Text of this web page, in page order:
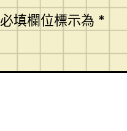
必填欄位標示為 *